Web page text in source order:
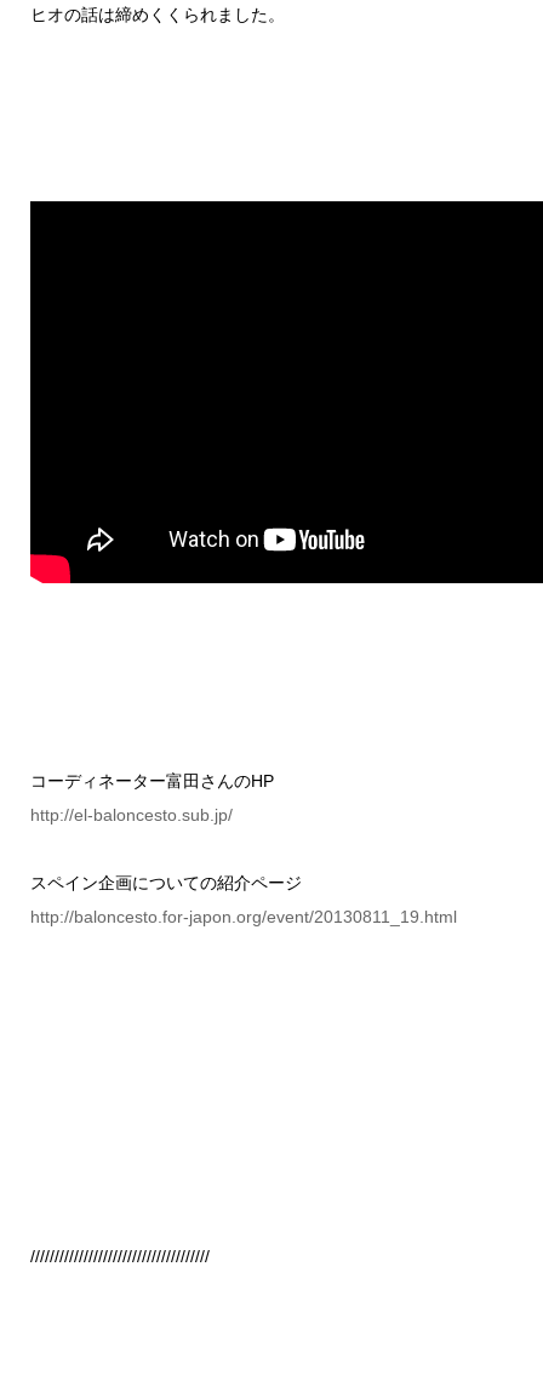
ヒオの話は締めくくられました。
コーディネーター富田さんのHP
http://el-baloncesto.sub.jp/
スペイン企画についての紹介ページ
http://baloncesto.for-japon.org/event/20130811_19.html
/////////////////////////////////////